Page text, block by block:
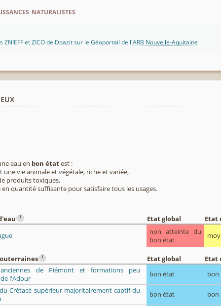
naturalistes
ZNIEFF et ZICO de Doazit sur le Géoportail de l'ARB Nouvelle-Aquitaine
eau en bon étatest :
une vie animale et végétale, riche et variée,
produits toxiques,
quantité suffisante pour satisfaire tous les usages.
i Etat global
Etat
non atteinte du
bon état
i Etat global
Etat
anciennes de Piémont et formations peu
l'Adour
bon état
bon
Crétacé supérieur majoritairement captif du
bon état
bon